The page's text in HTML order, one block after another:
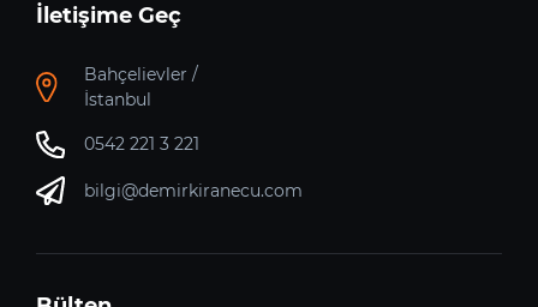
İletişime Geç
Bahçelievler /
İstanbul
0542 221 3 221
bilgi@demirkiranecu.com